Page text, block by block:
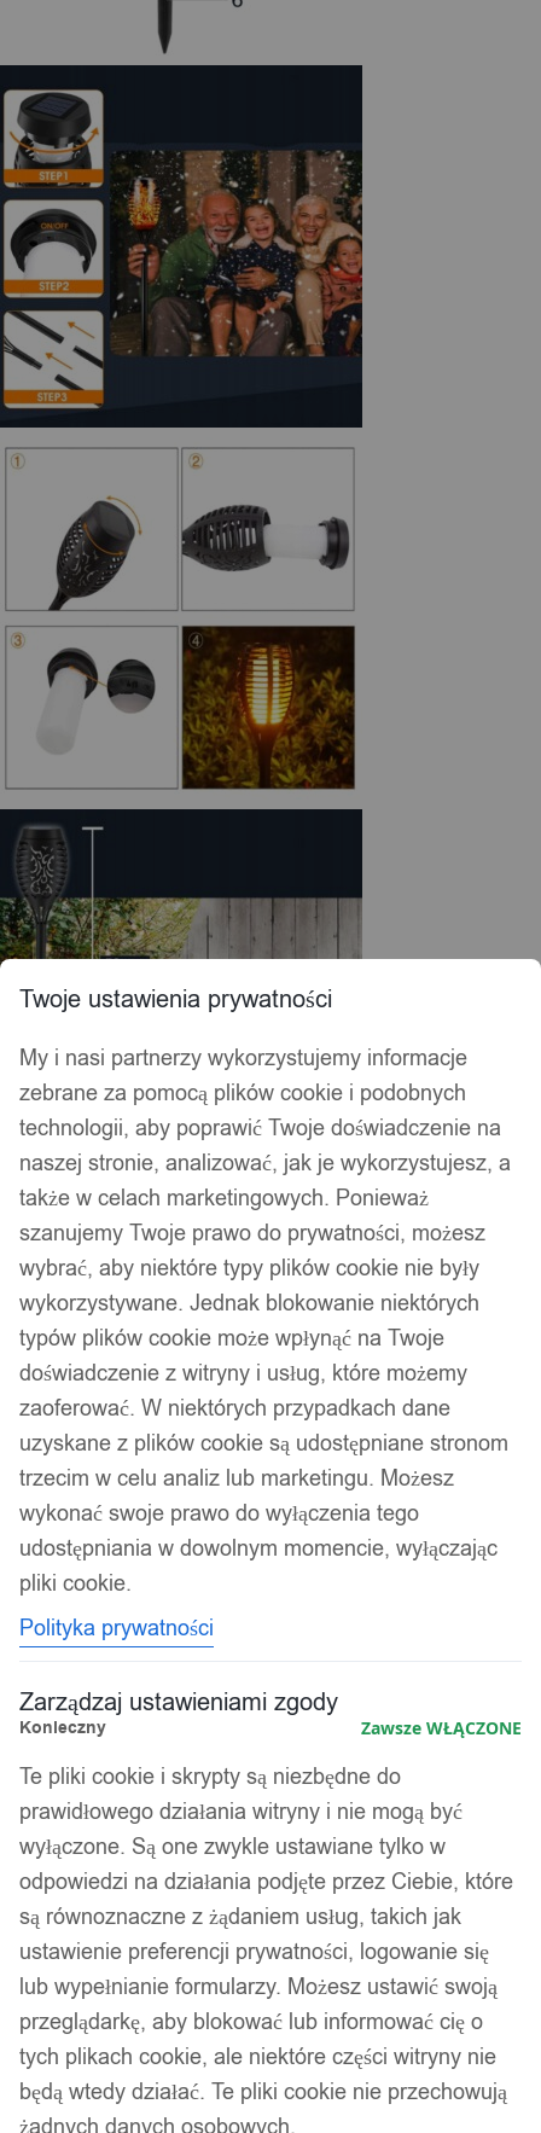
Twoje ustawienia prywatności
My i nasi partnerzy wykorzystujemy informacje
zebrane za pomocą plików cookie i podobnych
technologii, aby poprawić Twoje doświadczenie na
naszej stronie, analizować, jak je wykorzystujesz, a
także w celach marketingowych. Ponieważ
szanujemy Twoje prawo do prywatności, możesz
wybrać, aby niektóre typy plików cookie nie były
wykorzystywane. Jednak blokowanie niektórych
typów plików cookie może wpłynąć na Twoje
doświadczenie z witryny i usług, które możemy
zaoferować. W niektórych przypadkach dane
uzyskane z plików cookie są udostępniane stronom
trzecim w celu analiz lub marketingu. Możesz
wykonać swoje prawo do wyłączenia tego
udostępniania w dowolnym momencie, wyłączając
pliki cookie.
Polityka prywatności
Zarządzaj ustawieniami zgody
Konieczny Zawsze WŁĄCZONE
Te pliki cookie i skrypty są niezbędne do
prawidłowego działania witryny i nie mogą być
wyłączone. Są one zwykle ustawiane tylko w
odpowiedzi na działania podjęte przez Ciebie, które
są równoznaczne z żądaniem usług, takich jak
ustawienie preferencji prywatności, logowanie się
lub wypełnianie formularzy. Możesz ustawić swoją
przeglądarkę, aby blokować lub informować cię o
tych plikach cookie, ale niektóre części witryny nie
będą wtedy działać. Te pliki cookie nie przechowują